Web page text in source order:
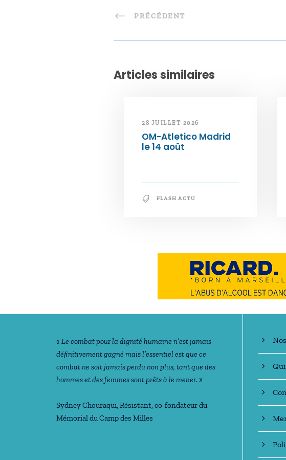
PRÉCÉDENT
Articles similaires
28 JUILLET 2026
OM-Atletico Madrid
le 14 août
FLASH ACTU
Notre philosophie
« Le combat pour la dignité humaine n’est jamais
déﬁnitivement gagné mais l’essentiel est que ce
combat ne soit jamais perdu non plus, tant que des
hommes et des femmes sont prêts à le mener. »
Sydney Chouraqui, Résistant, co-fondateur du
Mémorial du Camp des Milles
En